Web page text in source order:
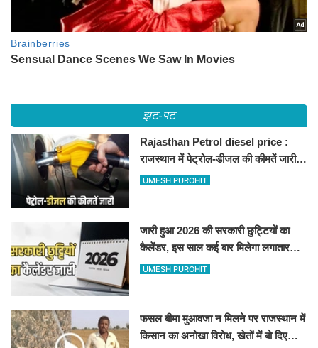
झट-पट
Rajasthan Petrol diesel price :
राजस्थान में पेट्रोल-डीजल की कीमतें जारी,
जानिए बीकानेर समेत पुरे प्रदेश में नए रेट
UMESH PUROHIT
जारी हुआ 2026 की सरकारी छुट्टियों का
कैलेंडर, इस साल कई बार मिलेगा लगातार
अवकाश, देखें
UMESH PUROHIT
फसल बीमा मुआवजा न मिलने पर राजस्थान में
किसान का अनोखा विरोध, खेतों में बो दिए